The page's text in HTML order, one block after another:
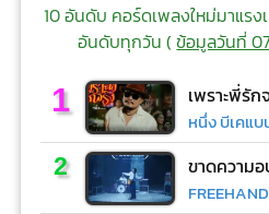
10 อันดับ คอร์ดเพลงใหม่มาแร
อันดับทุกวัน (ข้อมูลวันที่
1 เพราะพี่รัก
หนึ่ง บีเคแ
2 ขาดความ